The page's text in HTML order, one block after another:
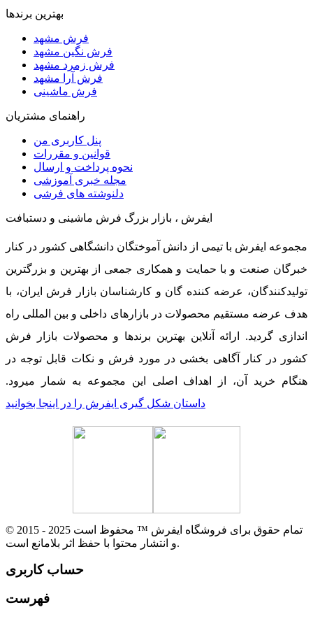
بهترین برندها
فرش مشهد
فرش نگین مشهد
فرش زمرد مشهد
فرش آرا مشهد
فرش ماشینی
راهنمای مشتریان
پنل کاربری من
قوانین و مقررات
نحوه پرداخت و ارسال
مجله خبری آموزشی
دلنوشته های فرشی
ایفرش ، بازار بزرگ فرش ماشینی و دستبافت
مجموعه ایفرش با تیمی از دانش آموختگان دانشگاهی کشور در کنار
خبرگان صنعت و با حمایت و همکاری جمعی از بهترین و بزرگترین
تولیدکنندگان، عرضه کننده گان و کارشناسان بازار فرش ایران، با
هدف عرضه مستقیم محصولات در بازارهای داخلی و بین المللی راه
اندازی گردید. ارائه آنلاین بهترین برندها و محصولات بازار فرش
کشور در کنار آگاهی بخشی در مورد فرش و نکات قابل توجه در
هنگام خرید آن، از اهداف اصلی این مجموعه به شمار میرود.
داستان شکل گیری ایفرش را در اینجا بخوانید
© 2015 - 2025 تمام حقوق برای فروشگاه ایفرش ™ محفوظ است
و انتشار محتوا با حفظ اثر بلامانع است.
حساب کاربری
فهرست